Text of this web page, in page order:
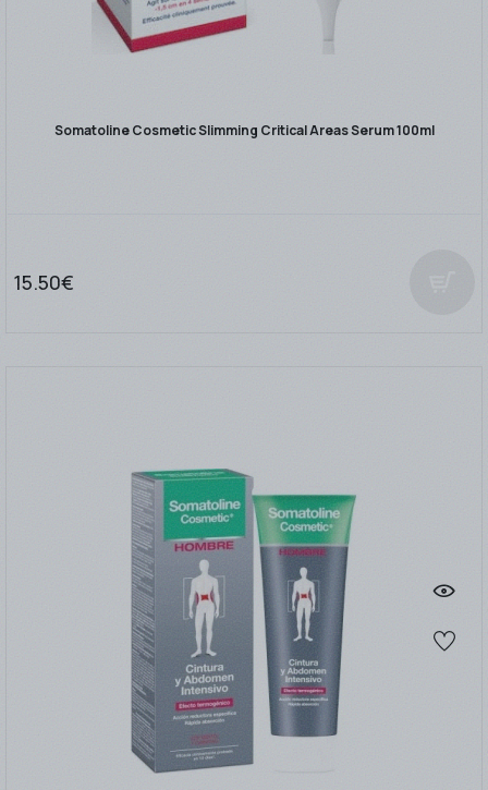
Somatoline Cosmetic Slimming Critical Areas Serum 100ml
15.50€